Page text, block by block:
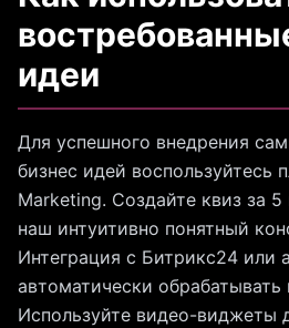
идеи
Для успешного внедрения
бизнес идей воспользуйтесь
Marketing. Создайте квиз за 5
наш интуитивно понятный
Интеграция с Битрикс24 или
автоматически
Используйте видео-виджеты